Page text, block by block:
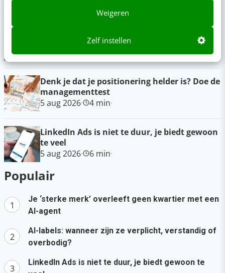
Weigeren
Zelf instellen
Zo bouw je een AI die het niet met je eens is
[stappenplan]
gisteren· 6 min·
Denk je dat je positionering helder is? Doe de
managementtest
5 aug 2026· 4 min·
LinkedIn Ads is niet te duur, je biedt gewoon
te veel
5 aug 2026· 6 min·
Populair
Je ‘sterke merk’ overleeft geen kwartier met een
AI-agent
AI-labels: wanneer zijn ze verplicht, verstandig of
overbodig?
LinkedIn Ads is niet te duur, je biedt gewoon te